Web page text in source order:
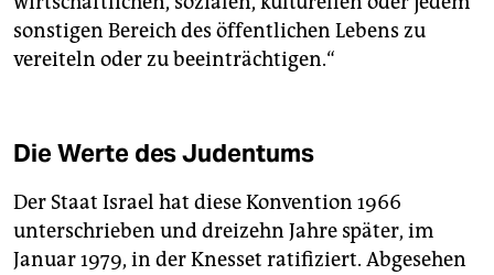
sonstigen Bereich des öffentlichen Lebens zu
vereiteln oder zu beeinträchtigen.“
Die Werte des Judentums
Der Staat Israel hat diese Konvention 1966
unterschrieben und dreizehn Jahre später, im
Januar 1979, in der Knesset ratifiziert. Abgesehen